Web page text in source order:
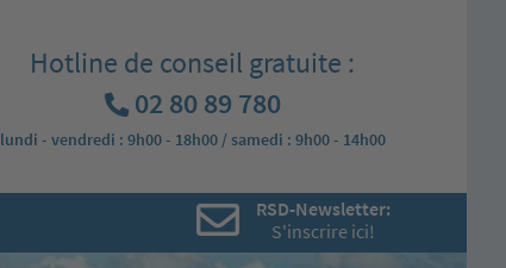
Hotline de conseil gratuite :
02 80 89 780
lundi - vendredi : 9h00 - 18h00 / samedi : 9h00 - 14h00
RSD-Newsletter:
S'inscrire ici!